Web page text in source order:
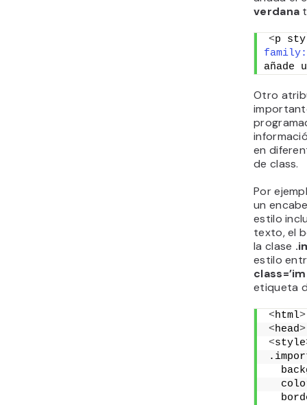
verdana
<p
añade
Otro
en
de class.
Por
un
estilo
texto, el
la clase
estilo
etiqueta
<html>
<head>
<style